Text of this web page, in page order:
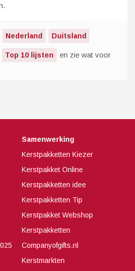
Nederland Duitsland
Top 10 lijsten en zie wat voor
Samenwerking
Kerstpakketten Kiezer
Kerstpakket Online
Kerstpakketten idee
Kerstpakketten Tip
Kerstpakket Webshop
Kerstpakketten
Companyofgifts.nl
Kerstmarkten